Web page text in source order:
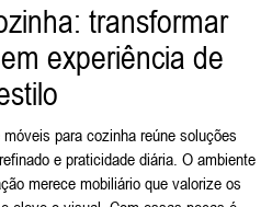
transformar
experiência de
para cozinha reúne soluções
e praticidade diária. O ambiente
merece mobiliário que valorize os